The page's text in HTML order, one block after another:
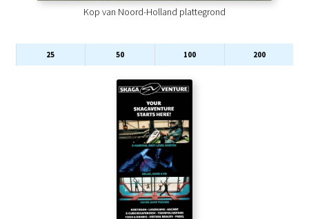
Kop van Noord-Holland plattegrond
25 50 100 200